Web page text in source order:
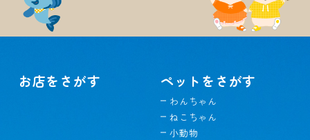
お店をさがす ペットをさがす
わんちゃん
ねこちゃん
小動物